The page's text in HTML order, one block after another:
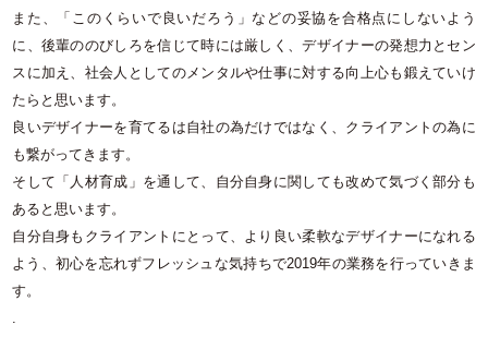
また、「このくらいで良いだろう」などの妥協を合格点にしないよう
に、後輩ののびしろを信じて時には厳しく、デザイナーの発想力とセン
スに加え、社会人としてのメンタルや仕事に対する向上心も鍛えていけ
たらと思います。
良いデザイナーを育てるは自社の為だけではなく、クライアントの為に
も繋がってきます。
そして「人材育成」を通して、自分自身に関しても改めて気づく部分も
あると思います。
自分自身もクライアントにとって、より良い柔軟なデザイナーになれる
よう、初心を忘れずフレッシュな気持ちで2019年の業務を行っていきま
す。
.